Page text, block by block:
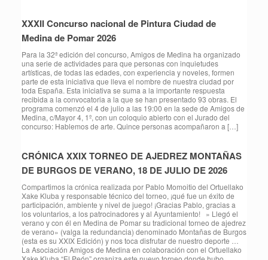
XXXII Concurso nacional de Pintura Ciudad de
Medina de Pomar 2026
Para la 32ª edición del concurso, Amigos de Medina ha organizado
una serie de actividades para que personas con inquietudes
artísticas, de todas las edades, con experiencia y noveles, formen
parte de esta iniciativa que lleva el nombre de nuestra ciudad por
toda España. Esta iniciativa se suma a la importante respuesta
recibida a la convocatoria a la que se han presentado 93 obras. El
programa comenzó el 4 de julio a las 19:00 en la sede de Amigos de
Medina, c/Mayor 4, 1º, con un coloquio abierto con el Jurado del
concurso: Hablemos de arte. Quince personas acompañaron a […]
CRÓNICA XXIX TORNEO DE AJEDREZ MONTAÑAS
DE BURGOS DE VERANO, 18 DE JULIO DE 2026
Compartimos la crónica realizada por Pablo Momoitio del Ortuellako
Xake Kluba y responsable técnico del torneo, ¡qué fue un éxito de
participación, ambiente y nivel de juego! ¡Gracias Pablo, gracias a
los voluntarios, a los patrocinadores y al Ayuntamiento! » Llegó el
verano y con él en Medina de Pomar su tradicional torneo de ajedrez
de verano» (valga la redundancia) denominado Montañas de Burgos
(esta es su XXIX Edición) y nos toca disfrutar de nuestro deporte …
La Asociación Amigos de Medina en colaboración con el Ortuellako